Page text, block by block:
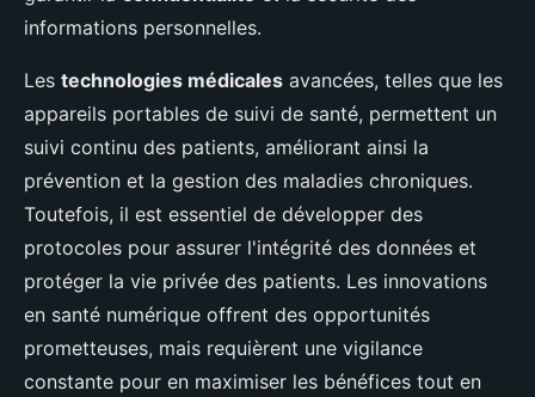
informations personnelles.
Les technologies médicales avancées, telles que les
appareils portables de suivi de santé, permettent un
suivi continu des patients, améliorant ainsi la
prévention et la gestion des maladies chroniques.
Toutefois, il est essentiel de développer des
protocoles pour assurer l'intégrité des données et
protéger la vie privée des patients. Les innovations
en santé numérique offrent des opportunités
prometteuses, mais requièrent une vigilance
constante pour en maximiser les bénéfices tout en